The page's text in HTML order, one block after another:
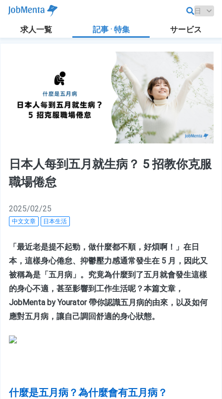
求人一覧 記事 · 特集 サービス
日本人每到五月就生病？ 5 招教你克服
職場倦怠
2025/02/25
中文文章 日本生活
「最近老是提不起勁，做什麼都不順，好煩啊！」在日
本，這樣身心倦怠、抑鬱壓力感通常發生在 5 月，因此又
被稱為是「五月病」。究竟為什麼到了五月就會發生這樣
的身心不適，甚至影響到工作生活呢？本篇文章，
JobMenta by Yourator 帶你認識五月病的由來，以及如何
應對五月病，讓自己調回舒適的身心狀態。
什麼是五月病？為什麼會有五月病？